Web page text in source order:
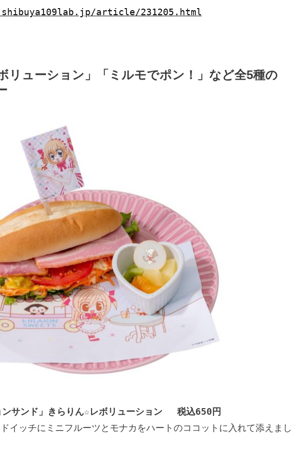
article/231205.html
リューション」「ミルモでポン！」など全5種の
ンサンド」きらりん☆レボリューション　 税込650円
イッチにミニフルーツとモナカをハートのココットに入れて添えまし